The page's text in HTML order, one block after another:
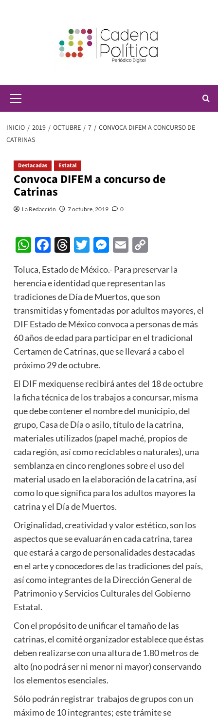
principal
INICIO 2019 OCTUBRE 7
CONVOCA DIFEM A CONCURSO DE
CATRINAS
Destacadas Estatal
Convoca DIFEM a concurso de
Catrinas
La Redacción 7 octubre, 2019 0
WhatsApp
Facebook
Threads
Twitter
Messenger
EmailCopy
Toluca, Estado de México.- Para preservar la
herencia e identidad que representan las
tradiciones de Día de Muertos, que son
transmitidas y fomentadas por adultos mayores, el
DIF Estado de México convoca a personas de más
60 años de edad para participar en el tradicional
Certamen de Catrinas, que se llevará a cabo el
próximo 29 de octubre.
El DIF mexiquense recibirá antes del 18 de octubre
la ficha técnica de los trabajos a concursar, misma
que debe contener el nombre del municipio, del
grupo, Casa de Día o asilo, título de la catrina,
materiales utilizados (papel maché, propios de
cada región, así como reciclables o naturales), una
semblanza en cinco renglones sobre el uso del
material usado en la elaboración de la catrina, así
como lo que significa para los adultos mayores la
catrina y el Día de Muertos.
Originalidad, creatividad y valor estético, son los
aspectos que se evaluarán en cada catrina, tarea
que estará a cargo de personalidades destacadas
en el arte y conocedores de las tradiciones del país,
así como integrantes de la Dirección General de
Patrimonio y Servicios Culturales del Gobierno
Estatal.
Con el propósito de unificar el tamaño de las
catrinas, el comité organizador establece que éstas
deben realizarse con una altura de 1.80 metros de
alto (no podrá ser ni menor ni mayor) conservando
los elementos esenciales.
Sólo podrán registrar trabajos de grupos con un
máximo de 10 integrantes; este trámite se